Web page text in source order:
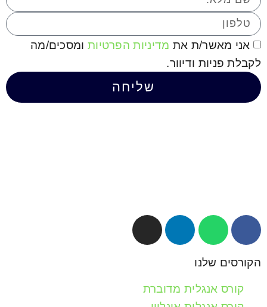
אני מאשר/ת את מדיניות הפרטיות ומסכים/מה
לקבלת פניות ודיוור.
שליחה
הקורסים שלנו
קורס אנגלית מדוברת